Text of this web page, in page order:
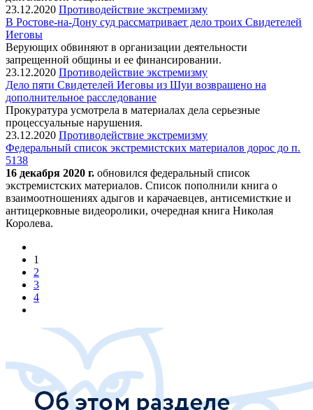
23.12.2020 Противодействие экстремизму
В Ростове-на-Дону суд рассматривает дело троих Свидетелей
Иеговы
Верующих обвиняют в организации деятельности
запрещенной общины и ее финансировании.
23.12.2020 Противодействие экстремизму
Дело пяти Свидетелей Иеговы из Шуи возвращено на
дополнительное расследование
Прокуратура усмотрела в материалах дела серьезные
процессуальные нарушения.
23.12.2020 Противодействие экстремизму
Федеральный список экстремистских материалов дорос до п.
5138
16 декабря 2020 г. обновился федеральный список
экстремистских материалов. Список пополнили книга о
взаимоотношениях адыгов и карачаевцев, антисемисткие и
антицерковные видеоролики, очередная книга Николая
Королева.
1
2
3
4